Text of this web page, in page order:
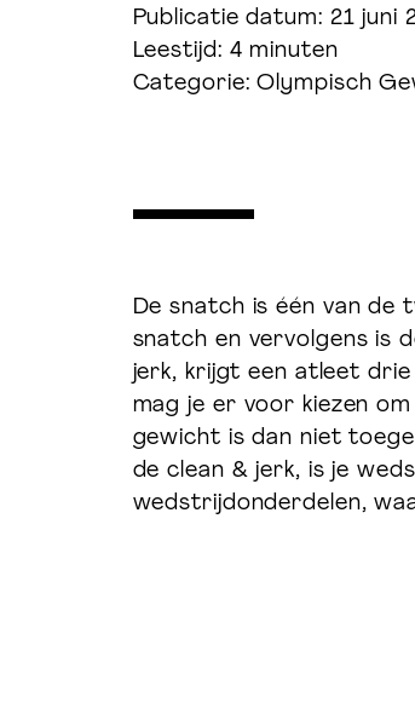
Publicatie datum: 21 juni
Leestijd: 4 minuten
Categorie: Olympisch
De snatch is één van
snatch en vervolgens is
jerk, krijgt een atleet
mag je er voor kiezen
gewicht is dan niet
de clean & jerk, is je
wedstrijdonderdelen,